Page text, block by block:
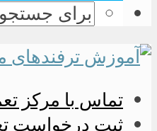
تماس با مرکز
ثبت درخواست